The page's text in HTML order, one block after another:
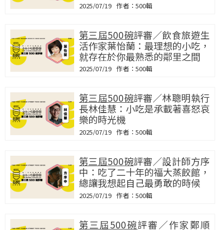
2025/07/19 500輯
第三屆500碗評審／飲食旅遊生
活作家葉怡蘭：最理想的小吃，
就存在於你最熟悉的鄰里之間
2025/07/19 500輯
第三屆500碗評審／林聰明執行
長林佳慧：小吃是承載著喜怒哀
樂的時光機
2025/07/19 500輯
第三屆500碗評審／設計師方序
中：吃了二十年的福大蒸餃館，
總讓我想起自己最勇敢的時候
2025/07/19 500輯
第三屆500碗評審／作家鄭順